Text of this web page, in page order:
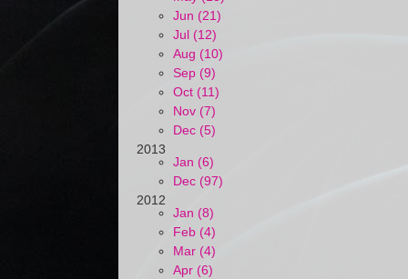
Jun (21)
Jul (12)
Aug (10)
Sep (9)
Oct (11)
Nov (7)
Dec (5)
2013
Jan (6)
Dec (97)
2012
Jan (8)
Feb (4)
Mar (4)
Apr (6)